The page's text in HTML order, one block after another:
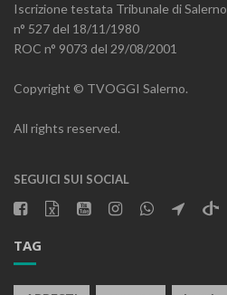
Iscrizione testata Tribunale di Salerno
n° 527 del 18/11/1980
ROC n° 9073 del 29/08/2001
Copyright © TVOGGI Salerno.
All rights reserved.
SEGUICI SUI SOCIAL
TAG